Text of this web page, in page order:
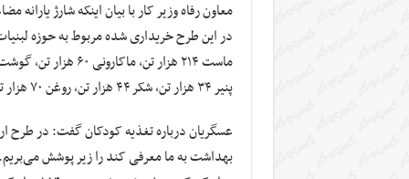
پنیر ۳۴ هزار تن، شکر ۴۴ هزار تن، روغن ۷۰ هزار تن، برنج ۱۷۶ هزار تن توسط مردم خریداری شده است.
عسگریان درباره تغذیه کودکان گفت: در طرح